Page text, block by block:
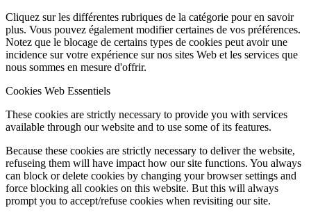
Cliquez sur les différentes rubriques de la catégorie pour en savoir
plus. Vous pouvez également modifier certaines de vos préférences.
Notez que le blocage de certains types de cookies peut avoir une
incidence sur votre expérience sur nos sites Web et les services que
nous sommes en mesure d'offrir.
Cookies Web Essentiels
These cookies are strictly necessary to provide you with services
available through our website and to use some of its features.
Because these cookies are strictly necessary to deliver the website,
refuseing them will have impact how our site functions. You always
can block or delete cookies by changing your browser settings and
force blocking all cookies on this website. But this will always
prompt you to accept/refuse cookies when revisiting our site.